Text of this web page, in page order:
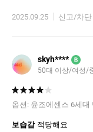
이제는 내가 고쳐줄
다.
들을 써봐도 그나마
던 차에, 이 제품을 생
단해 지기 시작하는것
라서 금방 한 통 다 썼
이 제품을 쓴 후 화장
2025.09.25 신고/차단
skyh**** B
50대 이상/여성/
옵션: 윤조에센스 6세대
보습감 적당해요